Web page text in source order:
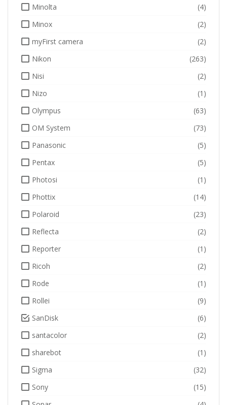
Minolta
(4)
Minox
(2)
myFirst camera
(2)
Nikon
(263)
Nisi
(2)
Nizo
(1)
Olympus
(63)
OM System
(73)
Panasonic
(5)
Pentax
(5)
Photosi
(1)
Phottix
(14)
Polaroid
(23)
Reflecta
(2)
Reporter
(1)
Ricoh
(2)
Rode
(1)
Rollei
(9)
SanDisk
(6)
santacolor
(2)
sharebot
(1)
Sigma
(32)
Sony
(15)